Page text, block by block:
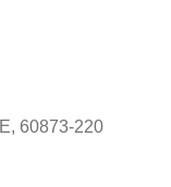
60873-220